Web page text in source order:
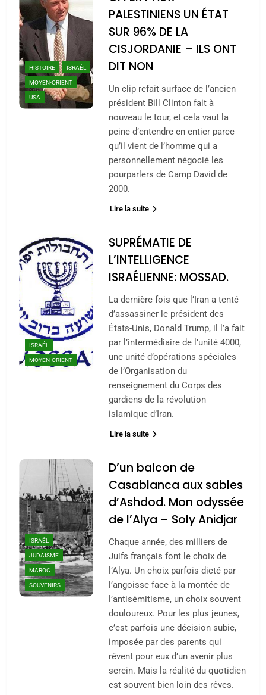
HISTOIRE
ISRAÉL
MOYEN-ORIENT
USA
PALESTINIENS UN ÉTAT
SUR 96% DE LA
CISJORDANIE – ILS ONT
DIT NON
Un clip refait surface de l’ancien
président Bill Clinton fait à
nouveau le tour, et cela vaut la
peine d’entendre en entier parce
qu’il vient de l’homme qui a
personnellement négocié les
pourparlers de Camp David de
2000.
Lire la suite
ISRAÉL
MOYEN-ORIENT
SUPRÉMATIE DE
L’INTELLIGENCE
ISRAÉLIENNE: MOSSAD.
La dernière fois que l’Iran a tenté
d’assassiner le président des
États-Unis, Donald Trump, il l’a fait
par l’intermédiaire de l’unité 4000,
une unité d’opérations spéciales
de l’Organisation du
renseignement du Corps des
gardiens de la révolution
islamique d’Iran.
Lire la suite
ISRAÉL
JUDAISME
MAROC
SOUVENIRS
D’un balcon de
Casablanca aux sables
d’Ashdod. Mon odyssée
de l’Alya – Soly Anidjar
Chaque année, des milliers de
Juifs français font le choix de
l’Alya. Un choix parfois dicté par
l’angoisse face à la montée de
l’antisémitisme, un choix souvent
douloureux. Pour les plus jeunes,
c’est parfois une décision subie,
imposée par des parents qui
rêvent pour eux d’un avenir plus
serein. Mais la réalité du quotidien
est souvent bien loin des rêves.
meurtrière selon le
rapport d’ADL contre
l’antisémitisme
6
FIÈRE, DIGNE ET RÉSILIENTE :
POURQUOI JE REVENDIQUE
MA JUDAÏTE par Thérèse
Zrihen-Dvir
ISRAÉL JUDAISME
CE QUI NOUS MANQUE –
Jacques Hadida
JUDAISME